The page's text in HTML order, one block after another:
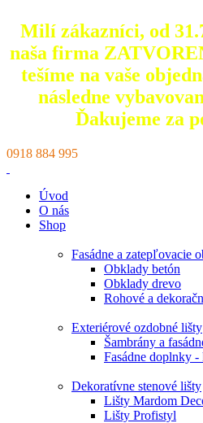
Milí zákazníci, od
naša firma
tešíme na vaše
následne
Ďakujeme za
0918 884 995
Úvod
O nás
Shop
Fasádne a zatepľovacie
Obklady betón
Obklady drevo
Rohové a
Exteriérové ozdobné lišty
Šambrány a
Fasádne doplnky -
Dekoratívne stenové lišty
Lišty Mardom
Lišty Profistyl